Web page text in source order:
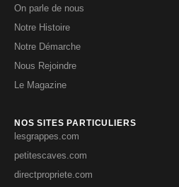
On parle de nous
Notre Histoire
Notre Démarche
Nous Rejoindre
Le Magazine
NOS SITES PARTICULIERS
lesgrappes.com
petitescaves.com
directpropriete.com